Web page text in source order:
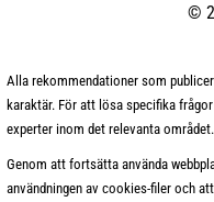
©
Alla rekommendationer som
karaktär. För att lösa specifika
experter inom det relevanta området.
Genom att fortsätta använda
användningen av cookies-filer och